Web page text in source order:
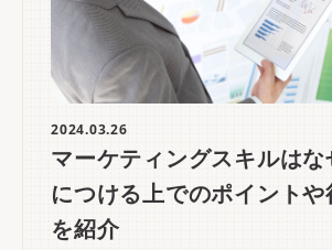
2024.03.26
マーケティングスキルは
につける上でのポイント
を紹介